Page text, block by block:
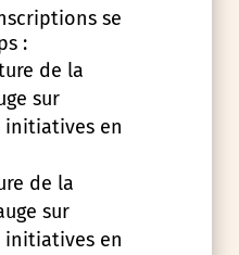
se
:
de la
sur
initiatives en
de la
sur
initiatives en